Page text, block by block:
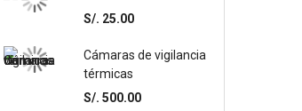
S/. 25.00
Cámaras de vigilancia
térmicas
S/. 500.00